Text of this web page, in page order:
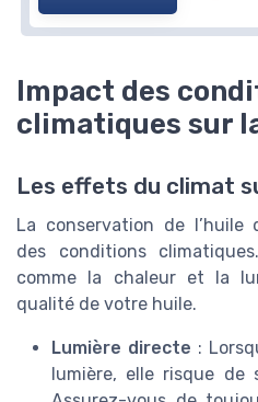
Impact des
climatiques sur
Les effets du climat
La conservation de l’huile
des conditions
comme la chaleur et la
qualité de votre huile.
Lumière directe :
lumière, elle risque de